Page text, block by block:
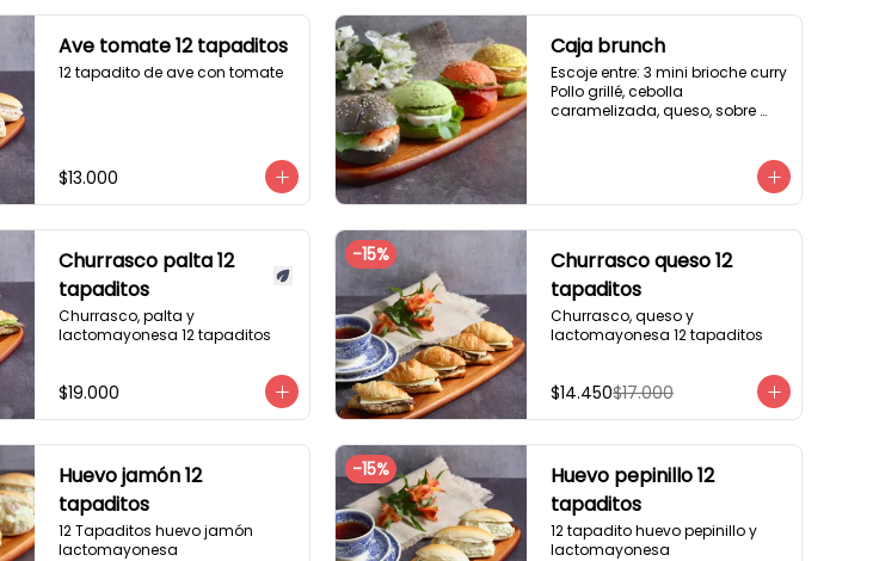
Ave tomate 12 tapaditos
12 tapadito de ave con tomate
$13.000
Caja brunch
Escoje entre: 3 mini brioche curry
Pollo grillé, cebolla
caramelizada, queso, sobre
Pastrami, lactonesa, tomate y
3 mini brioche albahaca.
Quesillo palta, lactonesa sobre
3 mini brioche tinta calamar.
Salmon ahumado, queso
crema, hojas de rúcula
Churrasco palta 12
tapaditos
Churrasco, palta y
lactomayonesa 12 tapaditos
$19.000
-15%
Churrasco queso 12
tapaditos
Churrasco, queso y
lactomayonesa 12 tapaditos
$14.450$17.000
Huevo jamón 12
tapaditos
12 Tapaditos huevo jamón
lactomayonesa
-15%
Huevo pepinillo 12
tapaditos
12 tapadito huevo pepinillo y
lactomayonesa